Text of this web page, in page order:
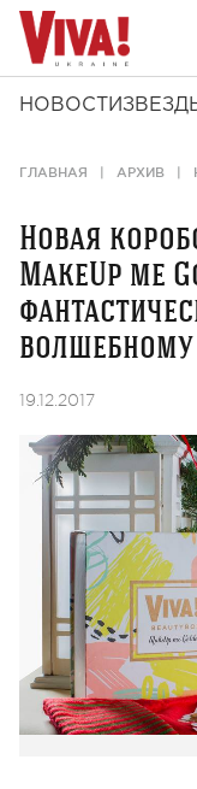
НОВОСТИ
ГЛАВНАЯ АРХИВ
Новая
MakeUp me
волшебному
19.12.2017